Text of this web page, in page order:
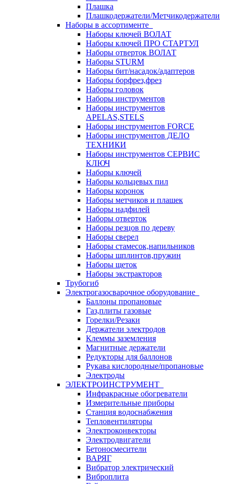
Плашка
Плашкодержатели/Метчикодержатели
Наборы в ассортименте
Наборы ключей ВОЛАТ
Наборы ключей ПРО СТАРТУЛ
Наборы отверток ВОЛАТ
Наборы STURM
Наборы бит/насадок/адаптеров
Наборы борфрез,фрез
Наборы головок
Наборы инструментов
Наборы инструментов
APELAS,STELS
Наборы инструментов FORCE
Наборы инструментов ДЕЛО
ТЕХНИКИ
Наборы инструментов СЕРВИС
КЛЮЧ
Наборы ключей
Наборы кольцевых пил
Наборы коронок
Наборы метчиков и плашек
Наборы надфилей
Наборы отверток
Наборы резцов по дереву
Наборы сверел
Наборы стамесок,напильников
Наборы шплинтов,пружин
Наборы щеток
Наборы экстракторов
Трубогиб
Электрогазосварочное оборудование
Баллоны пропановые
Газ,плиты газовые
Горелки/Резаки
Держатели электродов
Клеммы заземления
Магнитные держатели
Редукторы для баллонов
Рукава кислородные/пропановые
Электроды
ЭЛЕКТРОИНСТРУМЕНТ
Инфракрасные обогреватели
Измерительные приборы
Станция водоснабжения
Тепловентиляторы
Электроконвекторы
Электродвигатели
Бетоносмесители
ВАРЯГ
Вибратор электрический
Виброплита